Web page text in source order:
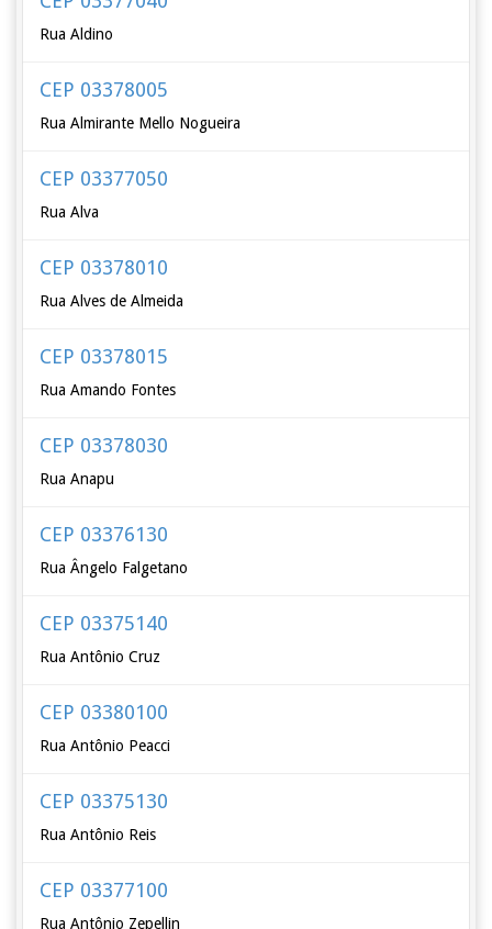
Rua Aldino
CEP 03378005
Rua Almirante Mello Nogueira
CEP 03377050
Rua Alva
CEP 03378010
Rua Alves de Almeida
CEP 03378015
Rua Amando Fontes
CEP 03378030
Rua Anapu
CEP 03376130
Rua Ângelo Falgetano
CEP 03375140
Rua Antônio Cruz
CEP 03380100
Rua Antônio Peacci
CEP 03375130
Rua Antônio Reis
CEP 03377100
Rua Antônio Zepellin